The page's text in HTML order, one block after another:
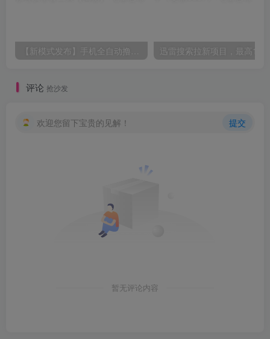
评论 抢沙发
欢迎您留下宝贵的见解！ 提交
暂无评论内容